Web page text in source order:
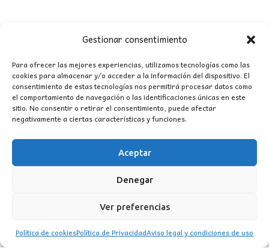
Gestionar consentimiento
Para ofrecer las mejores experiencias, utilizamos tecnologías como las
cookies para almacenar y/o acceder a la información del dispositivo. El
consentimiento de estas tecnologías nos permitirá procesar datos como
el comportamiento de navegación o las identificaciones únicas en este
sitio. No consentir o retirar el consentimiento, puede afectar
negativamente a ciertas características y funciones.
Aceptar
Denegar
Ver preferencias
Política de cookiesPolítica de PrivacidadAviso legal y condiciones de uso
CONTACTO
MI CUENTA